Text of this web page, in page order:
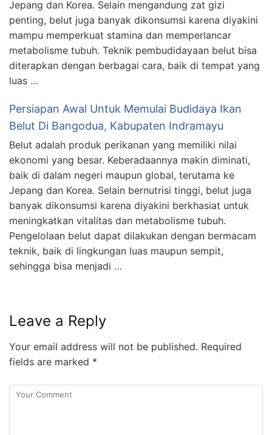
Jepang dan Korea. Selain mengandung zat gizi
penting, belut juga banyak dikonsumsi karena diyakini
mampu memperkuat stamina dan memperlancar
metabolisme tubuh. Teknik pembudidayaan belut bisa
diterapkan dengan berbagai cara, baik di tempat yang
luas …
Persiapan Awal Untuk Memulai Budidaya Ikan
Belut Di Bangodua, Kabupaten Indramayu
Belut adalah produk perikanan yang memiliki nilai
ekonomi yang besar. Keberadaannya makin diminati,
baik di dalam negeri maupun global, terutama ke
Jepang dan Korea. Selain bernutrisi tinggi, belut juga
banyak dikonsumsi karena diyakini berkhasiat untuk
meningkatkan vitalitas dan metabolisme tubuh.
Pengelolaan belut dapat dilakukan dengan bermacam
teknik, baik di lingkungan luas maupun sempit,
sehingga bisa menjadi …
Leave a Reply
Your email address will not be published. Required
fields are marked *